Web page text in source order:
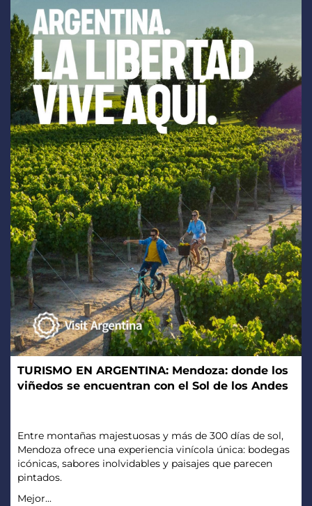
TURISMO EN ARGENTINA: Mendoza: donde los
viñedos se encuentran con el Sol de los Andes
Entre montañas majestuosas y más de 300 días de sol,
Mendoza ofrece una experiencia vinícola única: bodegas
icónicas, sabores inolvidables y paisajes que parecen
pintados.
Mejor...